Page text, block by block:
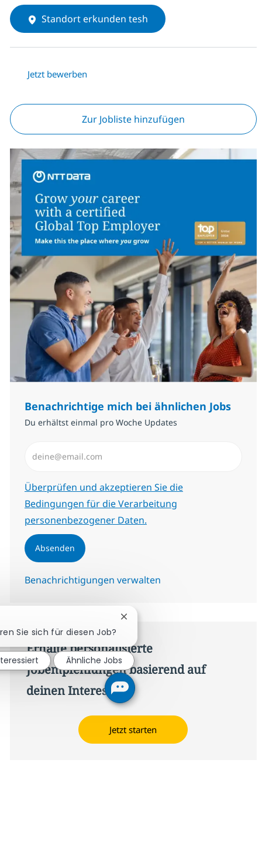
Standort erkunden tesh
Jetzt bewerben
Zur Jobliste hinzufügen
Benachrichtige mich bei ähnlichen Jobs
Du erhältst einmal pro Woche Updates
Erforderlich
Überprüfen und akzeptieren Sie die
Bedingungen für die Verarbeitung
personenbezogener Daten.
Absenden
Benachrichtigungen verwalten
Erhalte personalisierte
Jobempfehlungen basierend auf
deinen Interessen.
Jetzt starten
Sie sich für diesen Job?
Chatbot-Benachrichtigung
Ähnliche Jobs